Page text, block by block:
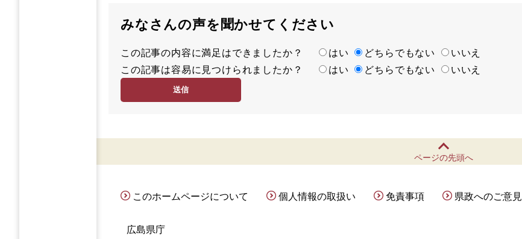
みなさんの声を聞かせてください
満
足
この記事の内容に満足はできましたか？ はい どちらでもない
いいえ
容
度
この記事は容易に見つけられましたか？ はい どちらでもない いいえ
ページの先頭へ
このホームページについて 個人情報の取扱い 免責事項 県政へのご意見
広島県庁